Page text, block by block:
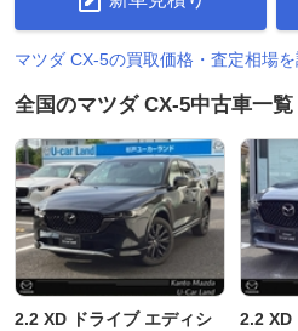
マツダ CX-5の買取価格・査定相場を
全国のマツダ CX-5中古車一覧
2.2 XD ドライブ エディシ
2.2 XD